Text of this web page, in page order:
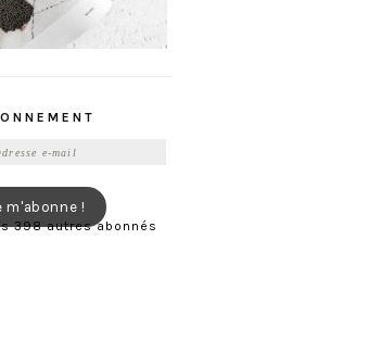
m'abonne !
398 autres abonnés